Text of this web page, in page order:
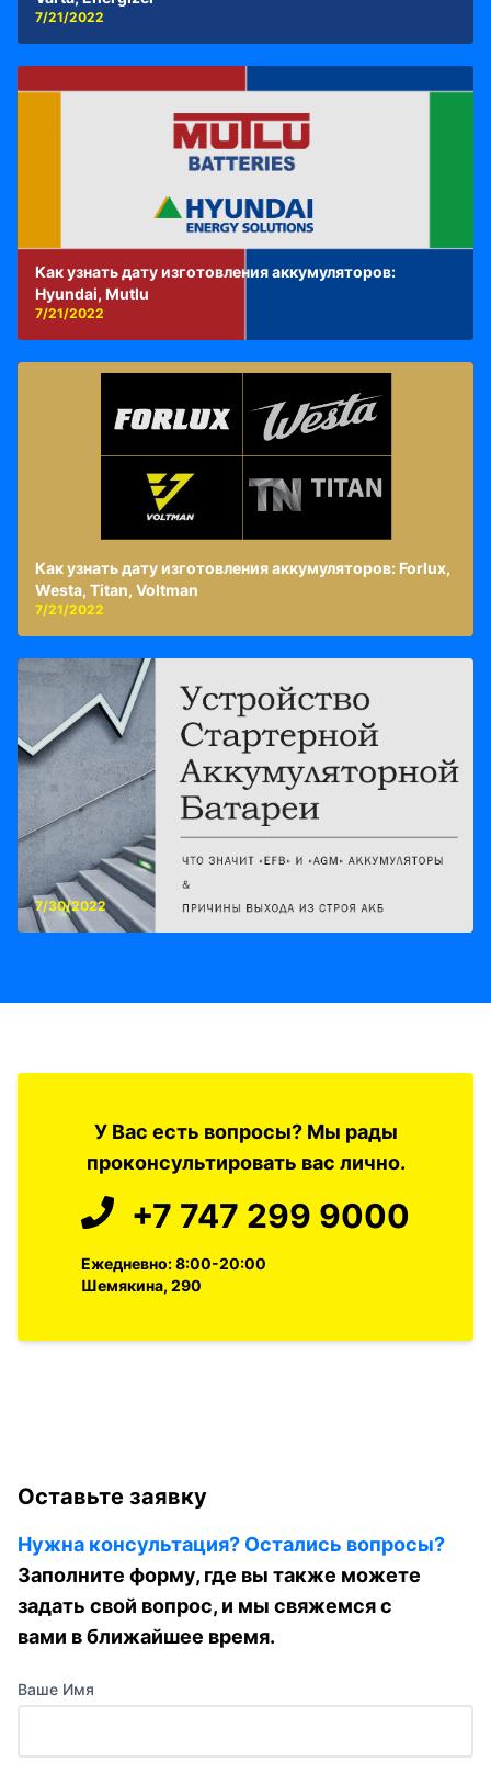
7/21/2022
Как узнать дату изготовления аккумуляторов:
Hyundai, Mutlu
7/21/2022
Как узнать дату изготовления аккумуляторов: Forlux,
Westa, Titan, Voltman
7/21/2022
7/30/2022
У Вас есть вопросы? Мы рады
проконсультировать вас лично.
+7 747 299 9000
Ежедневно: 8:00-20:00
Шемякина, 290
Оставьте заявку
Нужна консультация? Остались вопросы?
Заполните форму, где вы также можете
задать свой вопрос, и мы свяжемся с
вами в ближайшее время.
Ваше Имя